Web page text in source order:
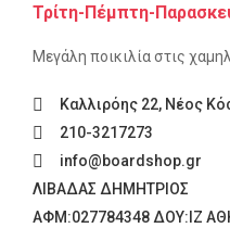
Τρίτη-Πέμπτη-
Μεγάλη ποικιλία στις
Καλλιρόης 22, Νέος
210-3217273
info@boardshop.gr
ΛΙΒΑΔΑΣ ΔΗΜΗΤΡΙΟΣ
ΑΦM:027784348 ΔΟΥ:ΙΖ